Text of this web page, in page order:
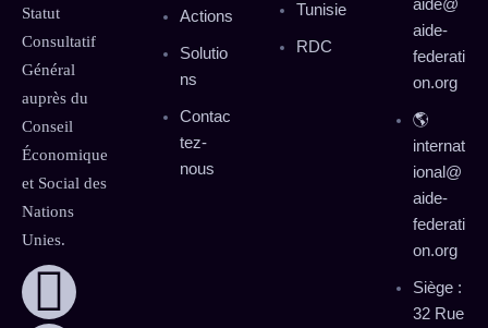
Statut
Consultatif
Général
auprès du
Conseil
Économique
et Social des
Nations
Unies.
Actions
Solutio
ns
Contac
tez-
nous
Tunisie
RDC
aide@
aide-
federati
on.org
🌎
internat
ional@
aide-
federati
on.org
Siège :
32 Rue